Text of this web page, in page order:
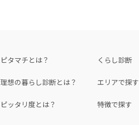
ピタマチとは？
理想の暮らし診断とは？
ピッタリ度とは？
くらし診断
エリアで探す
特徴で探す